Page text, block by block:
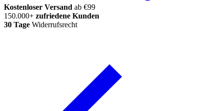
Kostenloser Versand ab €99
150.000+ zufriedene Kunden
30 Tage Widerrufsrecht